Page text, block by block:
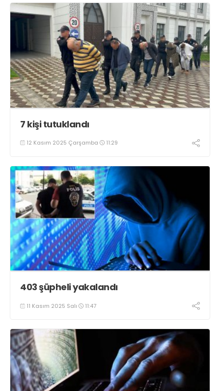
7 kişi tutuklandı
12 Kasım 2025 Çarşamba 11:29
403 şüpheli yakalandı
11 Kasım 2025 Salı 11:47